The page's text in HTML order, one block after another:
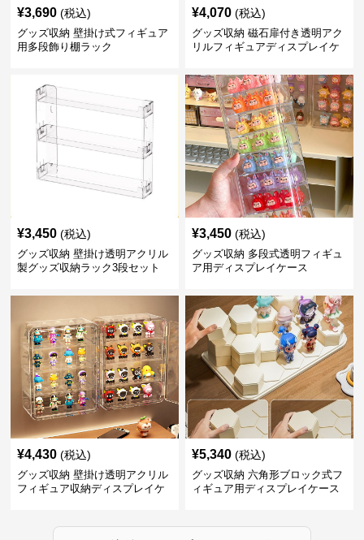
¥3,690 (税込)
グッズ収納 壁掛け式フィギュア
用多段飾り棚ラック
¥4,070 (税込)
グッズ収納 磁石扉付き透明アク
リルフィギュアディスプレイケ
¥3,450 (税込)
グッズ収納 壁掛け透明アクリル
製グッズ収納ラック3段セット
¥3,450 (税込)
グッズ収納 多段式透明フィギュ
ア用ディスプレイケース
¥4,430 (税込)
グッズ収納 壁掛け透明アクリル
フィギュア収納ディスプレイケ
¥5,340 (税込)
グッズ収納 六角形ブロック式フ
ィギュア用ディスプレイケース